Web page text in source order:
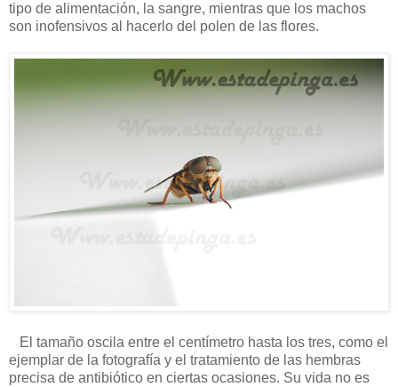
tipo de alimentación, la sangre, mientras que los machos
son inofensivos al hacerlo del polen de las flores.
El tamaño oscila entre el centímetro hasta los tres, como el
ejemplar de la fotografía y el tratamiento de las hembras
precisa de antibiótico en ciertas ocasiones. Su vida no es